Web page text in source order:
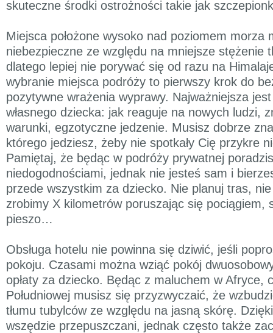
skuteczne środki ostrożności takie jak
Miejsca położone wysoko nad poziomem morza
niebezpieczne ze względu na mniejsze stężenie
dlatego lepiej nie porywać się od razu na
wybranie miejsca podróży to pierwszy krok do
pozytywne wrażenia wyprawy. Najważniejsza
własnego dziecka: jak reaguje na nowych ludzi,
warunki, egzotyczne jedzenie. Musisz dobrze
którego jedziesz, żeby nie spotkały Cię przykre
Pamiętaj, że będąc w podróży prywatnej
niedogodnościami, jednak nie jesteś sam i
przede wszystkim za dziecko. Nie planuj tras,
zrobimy X kilometrów poruszając się pociągiem,
pieszo…
Obsługa hotelu nie powinna się dziwić, jeśli
pokoju. Czasami można wziąć pokój
opłaty za dziecko. Będąc z maluchem w Afryce,
Południowej musisz się przyzwyczaić, że
tłumu tubylców ze względu na jasną skórę.
wszędzie przepuszczani, jednak często także